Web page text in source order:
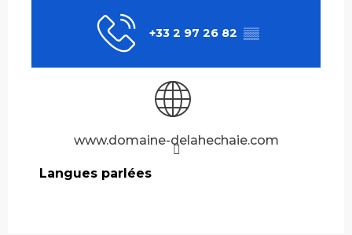
+33 2 97 26 82 ▒▒
www.domaine-delahechaie.com
Langues parlées
Langues parlées